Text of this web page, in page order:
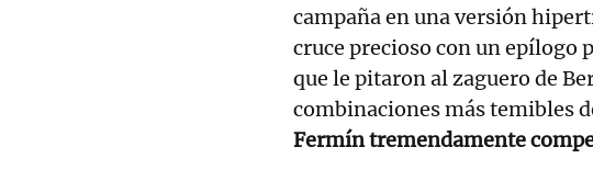
campaña en una versión
cruce precioso con un
que le pitaron al zaguero de
combinaciones más temibles
Fermín tremendamente